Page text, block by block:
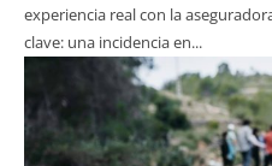
experiencia real con la
clave: una incidencia en...